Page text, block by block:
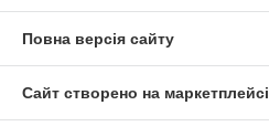
Повна версія сайту
Сайт створено на маркетплейсі